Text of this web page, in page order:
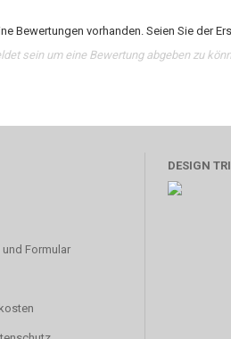
Bewertungen vorhanden. Seien Sie der
sein um eine Bewertung abgeben zu
Formular
DESIGN